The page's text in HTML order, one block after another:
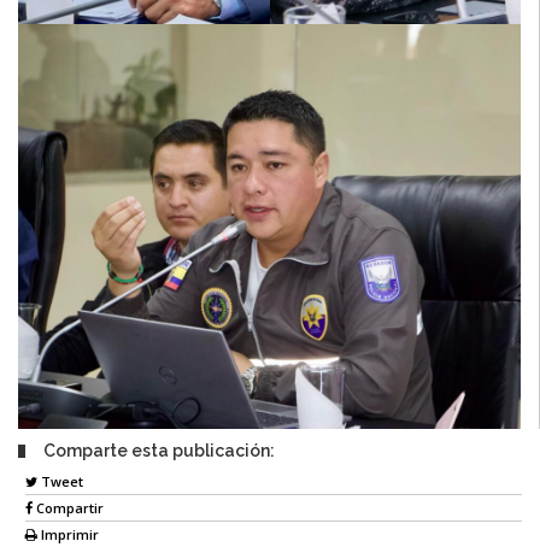
Comparte esta publicación:
Tweet
Compartir
Imprimir